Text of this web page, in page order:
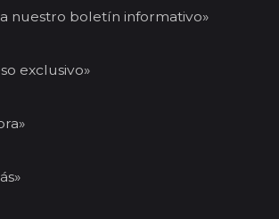
nuestro boletín informativo»
exclusivo»